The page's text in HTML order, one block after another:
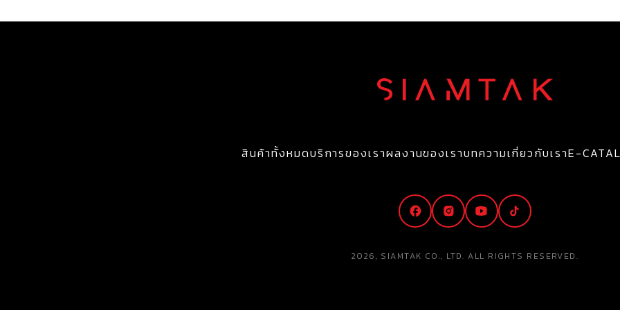
สินค้าทั้งหมดบริการของเราผลงานของเราบทความเกี่ยวกับเราE-
2026, SIAMTAK CO., LTD. ALL RIGHTS RESERVED.